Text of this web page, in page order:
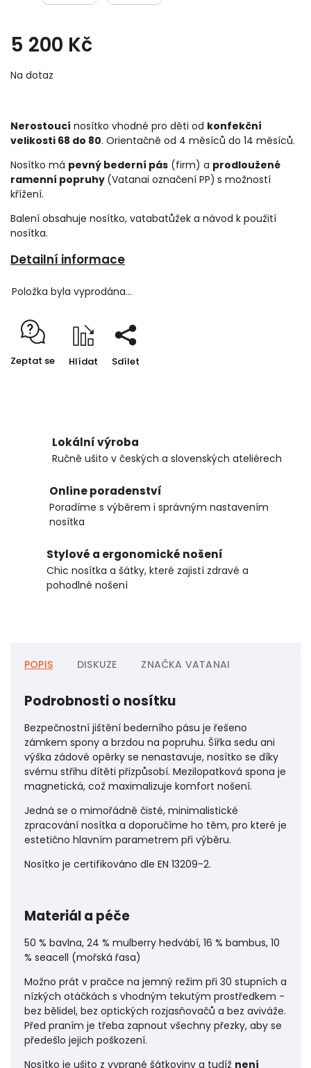
5 200 Kč
Na dotaz
Nerostoucí nosítko vhodné pro děti od konfekční
velikosti 68 do 80. Orientačně od 4 měsíců do 14 měsíců.
Nosítko má pevný bederní pás (firm) a prodloužené
ramenní popruhy (Vatanai označení PP) s možností
křížení.
Balení obsahuje nosítko, vatabatůžek a návod k použití
nosítka.
Detailní informace
Položka byla vyprodána…
Zeptat se Hlídat Sdílet
Lokální výroba
Ručně ušito v českých a slovenských ateliérech
Online poradenství
Poradíme s výběrem i správným nastavením
nosítka
Stylové a ergonomické nošení
Chic nosítka a šátky, které zajistí zdravé a
pohodlné nošení
POPIS DISKUZE ZNAČKA VATANAI
Podrobnosti o nosítku
Bezpečnostní jištění bederního pásu je řešeno
zámkem spony a brzdou na popruhu. Šířka sedu ani
výška zádové opěrky se nenastavuje, nosítko se díky
svému střihu dítěti přizpůsobí. Mezilopatková spona je
magnetická, což maximalizuje komfort nošení.
Jedná se o mimořádně čisté, minimalistické
zpracování nosítka a doporučíme ho těm, pro které je
estetično hlavním parametrem při výběru.
Nosítko je certifikováno dle EN 13209-2.
Materiál a péče
50 % bavlna, 24 % mulberry hedvábí, 16 % bambus, 10
% seacell (mořská řasa)
Možno prát v pračce na jemný režim při 30 stupních a
nízkých otáčkách s vhodným tekutým prostředkem -
bez bělidel, bez optických rozjasňovačů a bez aviváže.
Před praním je třeba zapnout všechny přezky, aby se
předešlo jejich poškození.
Nosítko je ušito z vyprané šátkoviny a tudíž není